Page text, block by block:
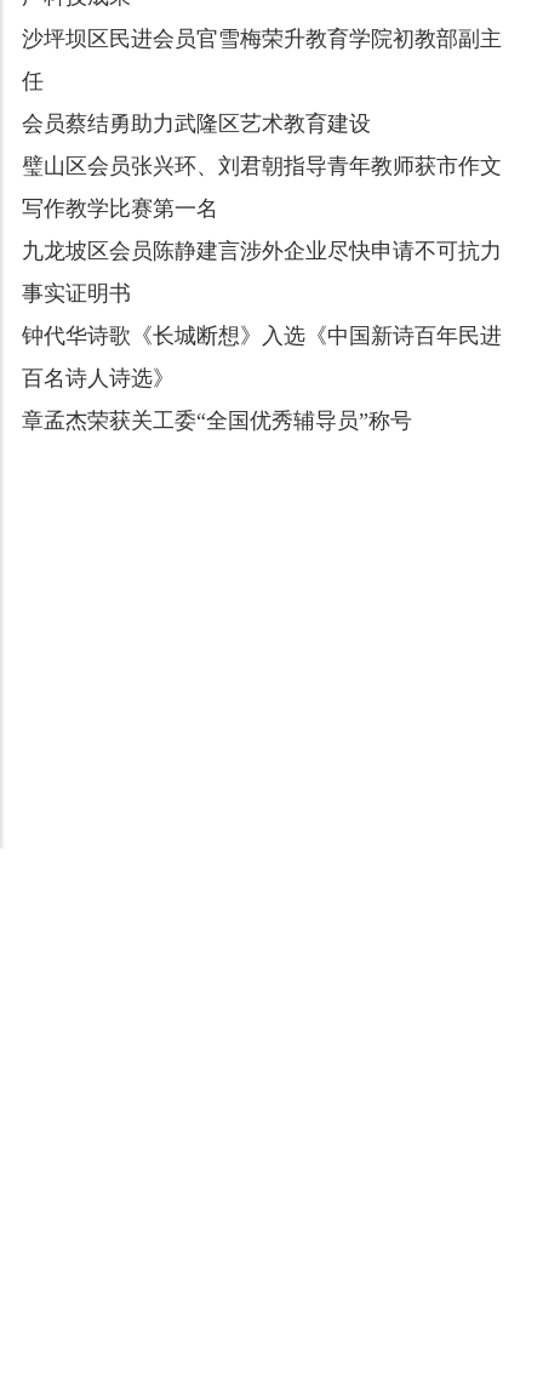
沙坪坝区民进会员官雪梅荣升教育学院初教部副主
任
会员蔡结勇助力武隆区艺术教育建设
璧山区会员张兴环、刘君朝指导青年教师获市作文
写作教学比赛第一名
九龙坡区会员陈静建言涉外企业尽快申请不可抗力
事实证明书
钟代华诗歌《长城断想》入选《中国新诗百年民进
百名诗人诗选》
章孟杰荣获关工委“全国优秀辅导员”称号